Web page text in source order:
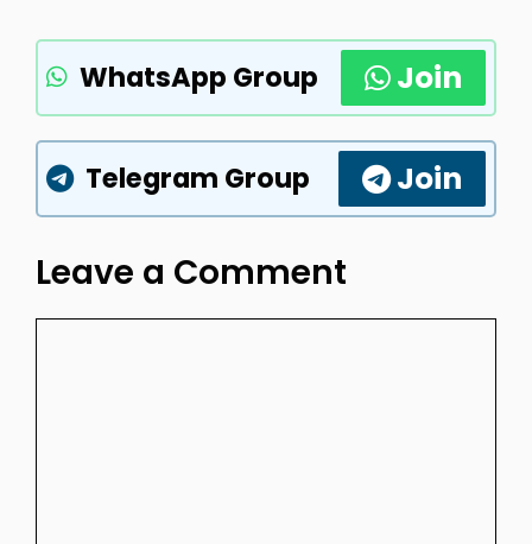
WhatsApp Group Join
Telegram Group Join
Leave a Comment